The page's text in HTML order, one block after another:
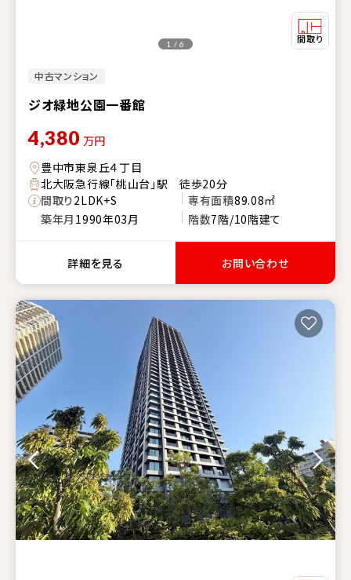
中古マンション
ジオ緑地公園一番館
1 / 6
4,380 万円
豊中市東泉丘４丁目
北大阪急行線「桃山台」駅 徒歩20分
間取り2LDK+S 専有面積89.08㎡
築年月 1990年03月 階数7階/10階建て
詳細を見る お問い合わせ